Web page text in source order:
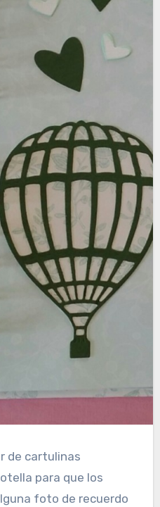
de cartulinas
para que los
foto de recuerdo